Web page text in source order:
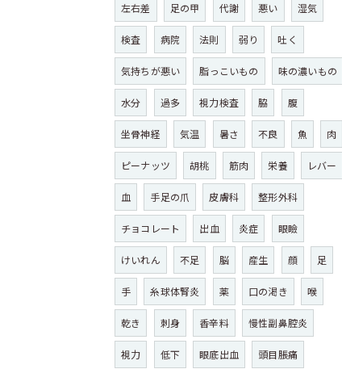
左右差 足の甲 代謝 悪い 湿気
検査 病院 法則 弱り 吐く
気持ちが悪い 脂っこいもの 味の濃いもの
水分 過多 視力検査 脇 腹
坐骨神経 気温 暑さ 不良 魚 肉
ピーナッツ 胡桃 筋肉 栄養 レバー
血 手足の爪 皮膚科 整形外科
チョコレート 出血 炎症 眼瞼
けいれん 不足 脳 産生 顔 足
手 糸球体腎炎 薬 口の渇き 喉
乾き 刺身 香辛料 慢性副鼻腔炎
視力 低下 眼底出血 頭目脹痛